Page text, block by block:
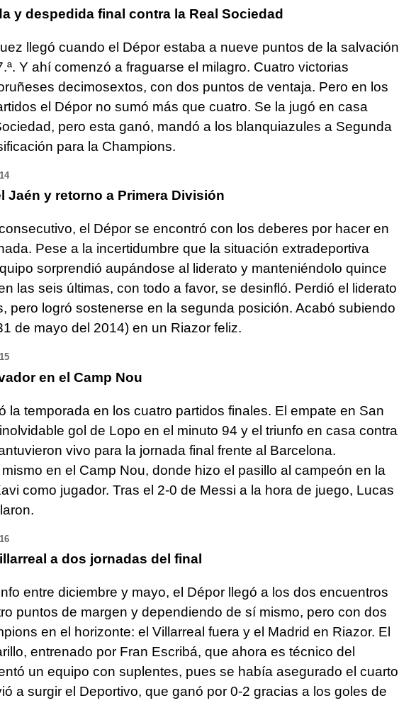
y despedida final contra la Real Sociedad
llegó cuando el Dépor estaba a nueve puntos de la salvación
Y ahí comenzó a fraguarse el milagro. Cuatro victorias
decimosextos, con dos puntos de ventaja. Pero en los
el Dépor no sumó más que cuatro. Se la jugó en casa
pero esta ganó, mandó a los blanquiazules a Segunda
para la Champions.
Jaén y retorno a Primera División
el Dépor se encontró con los deberes por hacer en
Pese a la incertidumbre que la situación extradeportiva
sorprendió aupándose al liderato y manteniéndolo quince
las seis últimas, con todo a favor, se desinfló. Perdió el liderato
pero logró sostenerse en la segunda posición. Acabó subiendo
de mayo del 2014) en un Riazor feliz.
en el Camp Nou
la temporada en los cuatro partidos finales. El empate en San
gol de Lopo en el minuto 94 y el triunfo en casa contra
vivo para la jornada final frente al Barcelona.
en el Camp Nou, donde hizo el pasillo al campeón en la
como jugador. Tras el 2-0 de Messi a la hora de juego, Lucas
a dos jornadas del final
entre diciembre y mayo, el Dépor llegó a los dos encuentros
puntos de margen y dependiendo de sí mismo, pero con dos
en el horizonte: el Villarreal fuera y el Madrid en Riazor. El
entrenado por Fran Escribá, que ahora es técnico del
un equipo con suplentes, pues se había asegurado el cuarto
a surgir el Deportivo, que ganó por 0-2 gracias a los goles de